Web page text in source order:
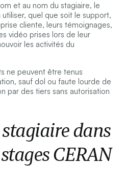
et au nom du stagiaire, le
quel que soit le support,
cliente, leurs témoignages,
vidéo prises lors de leur
les activités du
ne peuvent être tenus
sauf dol ou faute lourde de
par des tiers sans autorisation
dans
CERAN